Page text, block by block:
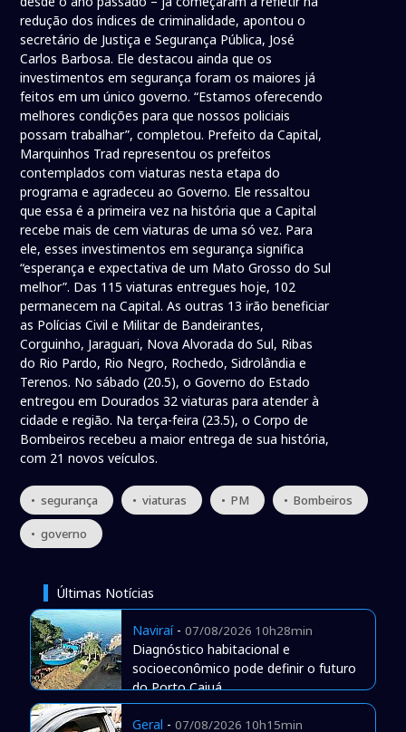
redução dos índices de criminalidade, apontou o
secretário de Justiça e Segurança Pública, José
Carlos Barbosa. Ele destacou ainda que os
investimentos em segurança foram os maiores já
feitos em um único governo. “Estamos oferecendo
melhores condições para que nossos policiais
possam trabalhar”, completou. Prefeito da Capital,
Marquinhos Trad representou os prefeitos
contemplados com viaturas nesta etapa do
programa e agradeceu ao Governo. Ele ressaltou
que essa é a primeira vez na história que a Capital
recebe mais de cem viaturas de uma só vez. Para
ele, esses investimentos em segurança significa
“esperança e expectativa de um Mato Grosso do Sul
melhor”. Das 115 viaturas entregues hoje, 102
permanecem na Capital. As outras 13 irão beneficiar
as Polícias Civil e Militar de Bandeirantes,
Corguinho, Jaraguari, Nova Alvorada do Sul, Ribas
do Rio Pardo, Rio Negro, Rochedo, Sidrolândia e
Terenos. No sábado (20.5), o Governo do Estado
entregou em Dourados 32 viaturas para atender à
cidade e região. Na terça-feira (23.5), o Corpo de
Bombeiros recebeu a maior entrega de sua história,
com 21 novos veículos.
• segurança • viaturas • PM • Bombeiros
• governo
Últimas Notícias
Naviraí- 07/08/2026 10h28min
Diagnóstico habitacional e
socioeconômico pode definir o futuro
do Porto Caiuá
Geral - 07/08/2026 10h15min